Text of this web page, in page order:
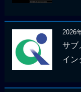
2026
サブ
イン